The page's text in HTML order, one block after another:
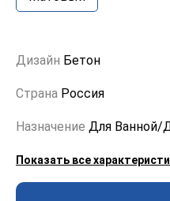
Дизайн Бетон
Страна Россия
Назначение Для Ванной/
Показать все